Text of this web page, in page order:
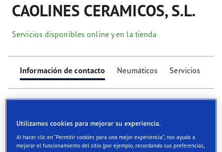
CAOLINES CERAMICOS, S.L.
Servicios disponibles online y en la tienda
Información de contacto Neumáticos Servicios
Find your tyres
Utilizamos cookies para mejorar su experiencia.
Al hacer clic en “Permitir cookies para una mejor experiencia”, nos ayuda a
mejorar el funcionamiento del sitio (por ejemplo, recordando sus preferencias,